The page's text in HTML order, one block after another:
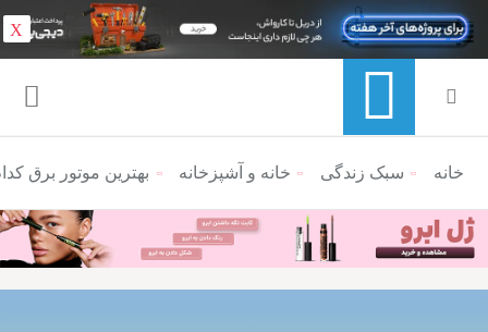
منوی ناوبری خرده نان
خانه سبک زندگی خانه و آشپزخانه بهترین موتور برق‌
X